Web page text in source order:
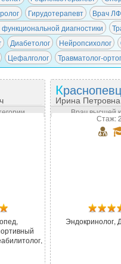
Гирудотерапевт
Врач
диагностики
Диабетолог Нейропсихолог
Цефалголог Травматолог-
Ирина Петровна
Врач высшей
Стаж:
Эндокринолог,